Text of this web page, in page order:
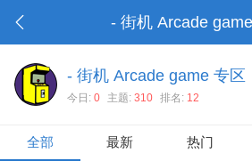
- 街机 Arcade
- 街机 Arcade game 专区
今日: 0 主题: 310 排名: 12
全部 最新 热门